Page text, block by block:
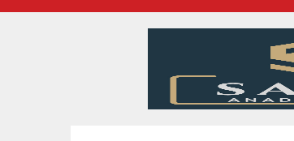
Saray makyaj
Seçmeli